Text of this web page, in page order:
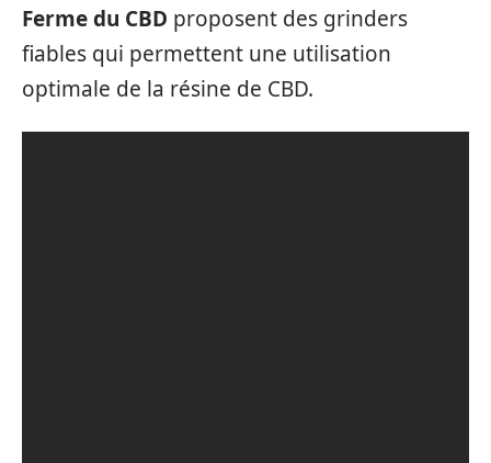
Ferme du CBD proposent des grinders
fiables qui permettent une utilisation
optimale de la résine de CBD.